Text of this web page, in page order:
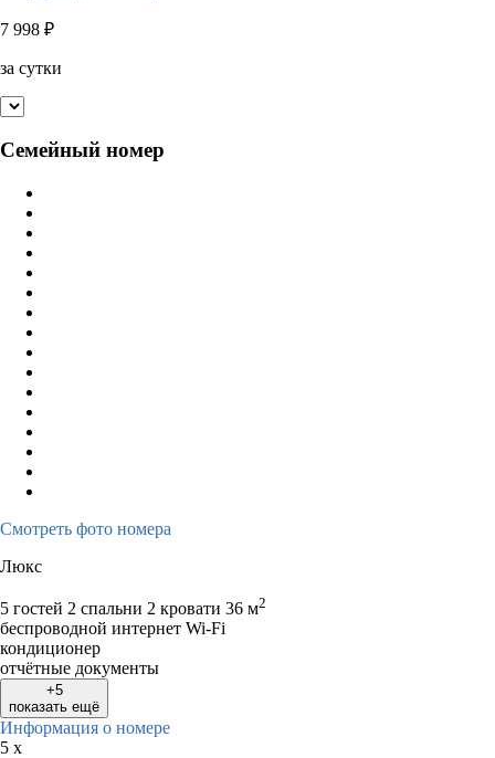
7 998 ₽
за сутки
Семейный номер
Смотреть фото номера
Люкс
5 гостей 2 спальни 2 кровати 36 м2
беспроводной интернет Wi-Fi
кондиционер
отчётные документы
+5
показать ещё
Информация о номере
5 x